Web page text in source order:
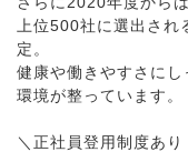
上位500社に選出さ
定。
健康や働きやすさに
環境が整っています。
＼正社員登用制度あり